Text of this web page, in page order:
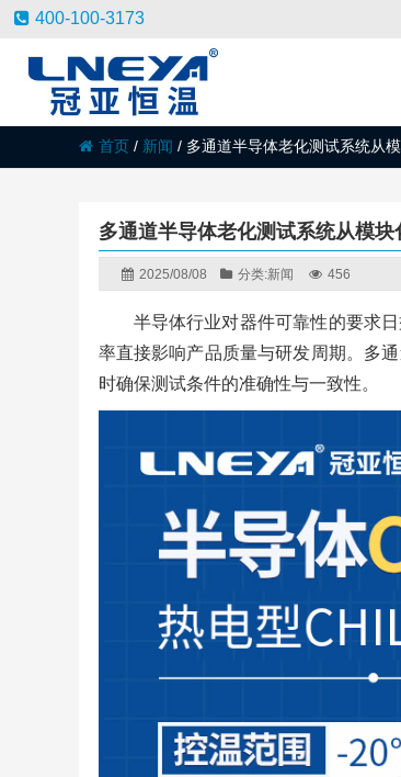
400-100-3173
首页 / 新闻 / 多通道半导体老化测试系统从
多通道半导体老化测试系统从模
2025/08/08 分类:新闻 456
半导体行业对器件可靠性的要求
率直接影响产品质量与研发周期。多
时确保测试条件的准确性与一致性。